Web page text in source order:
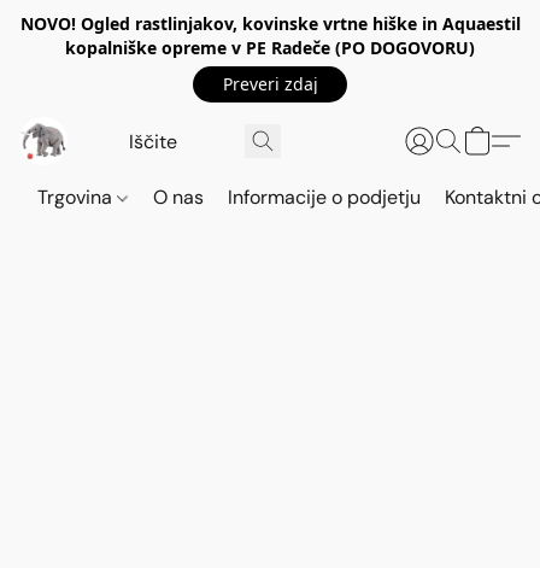
NOVO! Ogled rastlinjakov, kovinske vrtne hiške in Aquaestil
kopalniške opreme v PE Radeče (PO DOGOVORU)
Preveri zdaj
Trgovina O nas Informacije o podjetju Kontaktni